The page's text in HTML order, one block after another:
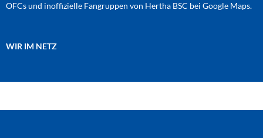
OFCs und inoffizielle Fangruppen von Hertha BSC bei Google Maps.
WIR IM NETZ